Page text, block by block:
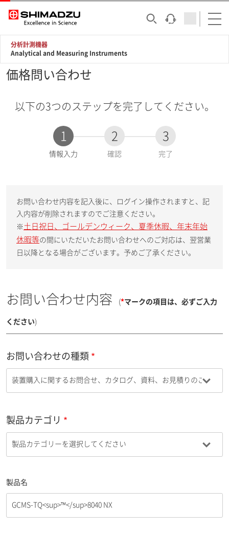
分析計測機器
Analytical and Measuring Instruments
価格問い合わせ
以下の3つのステップを完了してください。
1
現
情報入力
2
確認
3
完了
お問い合わせ内容を記入後に、ログイン操作されますと、記
入内容が削除されますのでご注意ください。
※ 土日祝日、ゴールデンウィーク、夏季休暇、年末年始
休暇等の間にいただいたお問い合わせへのご対応は、翌営業
日以降となる場合がございます。予めご了承ください。
お問い合わせ内容 (*マークの項目は、必ずご入力
ください)
お問い合わせの種類
製品カテゴリ
製品名